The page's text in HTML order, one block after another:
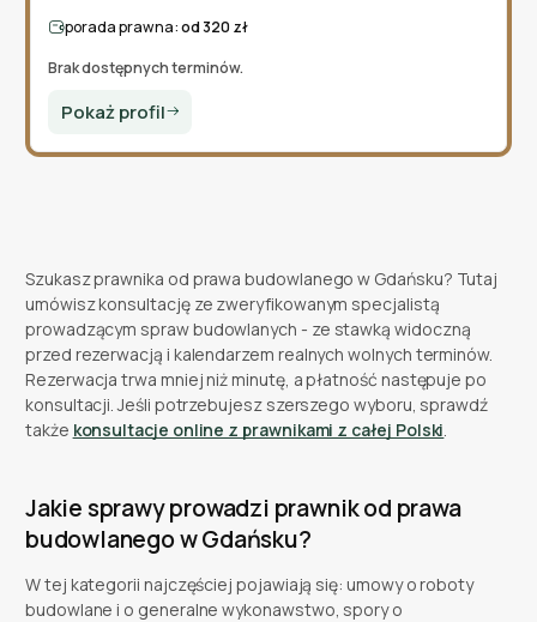
porada prawna:od 320 zł
Brak dostępnych terminów.
Pokaż profil
Szukasz prawnika od prawa budowlanego w Gdańsku? Tutaj
umówisz konsultację ze zweryfikowanym specjalistą
prowadzącym spraw budowlanych - ze stawką widoczną
przed rezerwacją i kalendarzem realnych wolnych terminów.
Rezerwacja trwa mniej niż minutę, a płatność następuje po
konsultacji. Jeśli potrzebujesz szerszego wyboru, sprawdź
także konsultacje online z prawnikami z całej Polski.
Jakie sprawy prowadzi prawnik od prawa
budowlanego w Gdańsku?
W tej kategorii najczęściej pojawiają się: umowy o roboty
budowlane i o generalne wykonawstwo, spory o